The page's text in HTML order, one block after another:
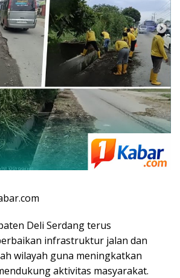
Deli Serdang terus
infrastruktur jalan dan
wilayah guna meningkatkan
aktivitas masyarakat.